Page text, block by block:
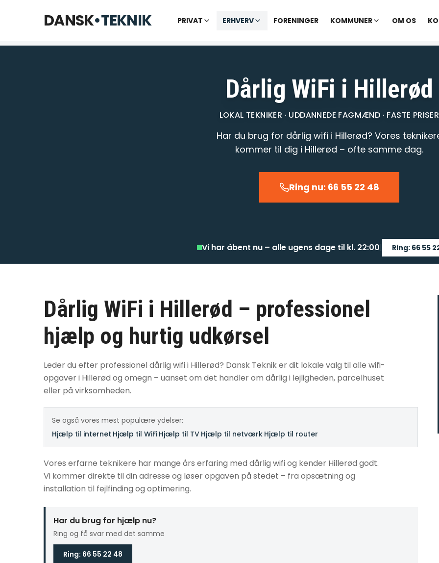
DANSK•TEKNIK PRIVAT ERHVERV FORENINGER KOMMUNER OM OS
Telefon til kl. 22 · Chat til 23:30
Dårlig WiFi i Hillerød
LOKAL TEKNIKER · UDDANNEDE FAGMÆND · FASTE PRISER
Har du brug for dårlig wifi i Hillerød? Vores
kommer til dig i Hillerød – ofte samme dag.
Ring nu: 66 55 22 48
Vi har åbent nu – alle ugens dage til kl. 22:00| Ring: 66 55
Dårlig WiFi i Hillerød – professionel
hjælp og hurtig udkørsel
Leder du efter professionel dårlig wifi i Hillerød? Dansk Teknik er dit lokale valg til alle wifi-
opgaver i Hillerød og omegn – uanset om det handler om dårlig i lejligheden, parcelhuset
eller på virksomheden.
Se også vores mest populære ydelser:
Hjælp til internet Hjælp til WiFi Hjælp til TV Hjælp til netværk Hjælp til router
Vores erfarne teknikere har mange års erfaring med dårlig wifi og kender Hillerød godt.
Vi kommer direkte til din adresse og løser opgaven på stedet – fra opsætning og
installation til fejlfinding og optimering.
Har du brug for hjælp nu?
Ring og få svar med det samme
Ring: 66 55 22 48